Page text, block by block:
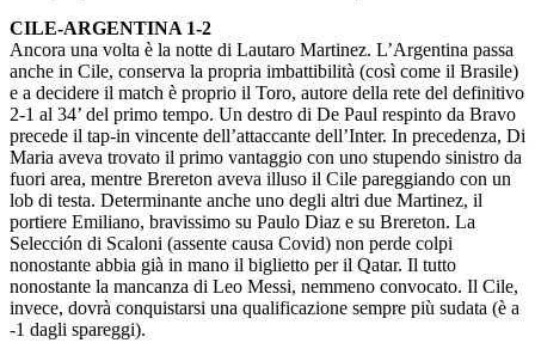
CILE-ARGENTINA 1-2
Ancora una volta è la notte di Lautaro Martinez. L’Argentina passa
anche in Cile, conserva la propria imbattibilità (così come il Brasile)
e a decidere il match è proprio il Toro, autore della rete del definitivo
2-1 al 34’ del primo tempo. Un destro di De Paul respinto da Bravo
precede il tap-in vincente dell’attaccante dell’Inter. In precedenza, Di
Maria aveva trovato il primo vantaggio con uno stupendo sinistro da
fuori area, mentre Brereton aveva illuso il Cile pareggiando con un
lob di testa. Determinante anche uno degli altri due Martinez, il
portiere Emiliano, bravissimo su Paulo Diaz e su Brereton. La
Selección di Scaloni (assente causa Covid) non perde colpi
nonostante abbia già in mano il biglietto per il Qatar. Il tutto
nonostante la mancanza di Leo Messi, nemmeno convocato. Il Cile,
invece, dovrà conquistarsi una qualificazione sempre più sudata (è a
-1 dagli spareggi).